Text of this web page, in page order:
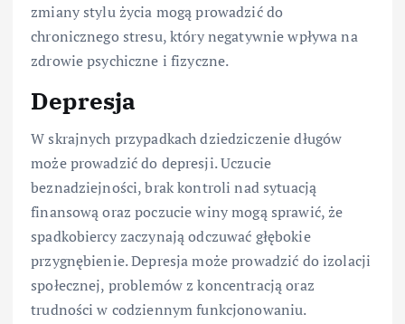
zmiany stylu życia mogą prowadzić do
chronicznego stresu, który negatywnie wpływa na
zdrowie psychiczne i fizyczne.
Depresja
W skrajnych przypadkach dziedziczenie długów
może prowadzić do depresji. Uczucie
beznadziejności, brak kontroli nad sytuacją
finansową oraz poczucie winy mogą sprawić, że
spadkobiercy zaczynają odczuwać głębokie
przygnębienie. Depresja może prowadzić do izolacji
społecznej, problemów z koncentracją oraz
trudności w codziennym funkcjonowaniu.